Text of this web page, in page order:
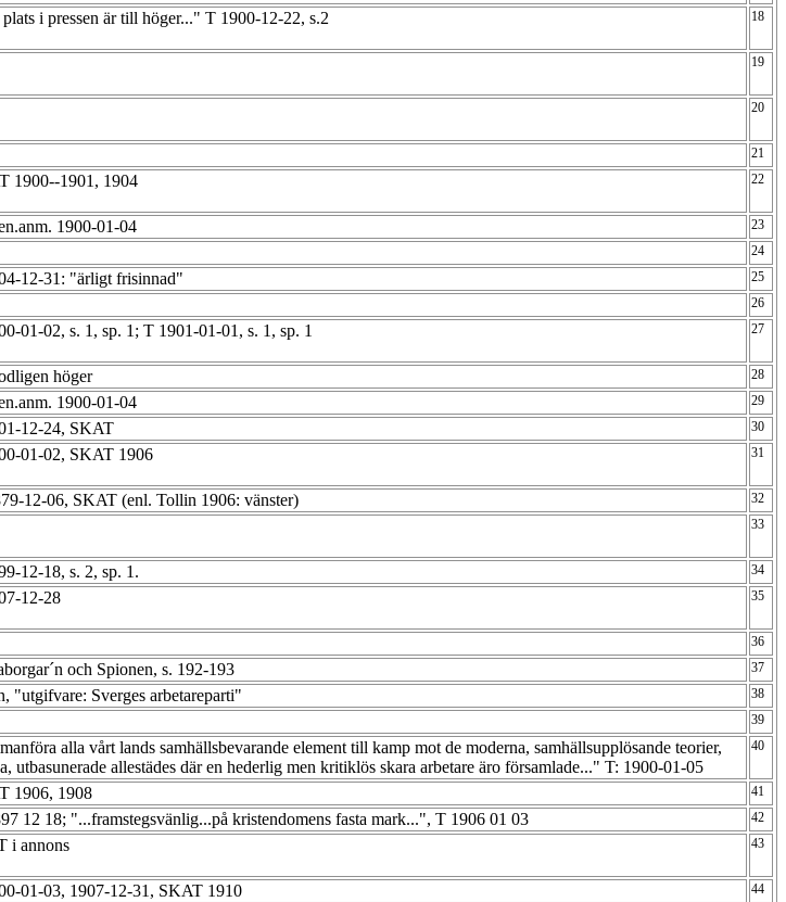
i pressen är till höger..." T 1900-12-22, s.2 18
19
20
21
1900--1901, 1904 22
1900-01-04 23
24
12-31: "ärligt frisinnad" 25
26
01-02, s. 1, sp. 1; T 1901-01-01, s. 1, sp. 1 27
höger 28
1900-01-04 29
12-24, SKAT 30
01-02, SKAT 1906 31
12-06, SKAT (enl. Tollin 1906: vänster) 32
33
12-18, s. 2, sp. 1. 34
12-28 35
36
och Spionen, s. 192-193 37
"utgifvare: Sverges arbetareparti" 38
39
alla vårt lands samhällsbevarande element till kamp mot de moderna, samhällsupplösande teorier,
utbasunerade allestädes där en hederlig men kritiklös skara arbetare äro församlade..." T: 1900-01-05
40
1906, 1908 41
12 18; "...framstegsvänlig...på kristendomens fasta mark...", T 1906 01 03 42
i annons 43
01-03, 1907-12-31, SKAT 1910 44